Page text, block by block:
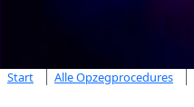
Start Alle Opzegprocedures